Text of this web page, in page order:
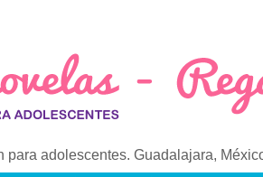
para adolescentes. Guadalajara,